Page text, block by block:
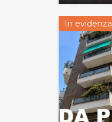
In evidenza